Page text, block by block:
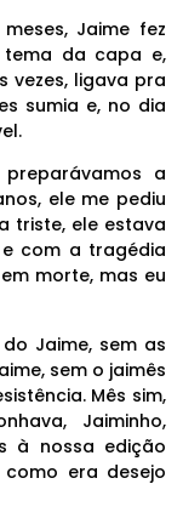
Jaime fez
tema da capa e,
vezes, ligava pra
sumia e, no dia
a
ele me pediu
triste, ele estava
com a tragédia
morte, mas eu
Jaime, sem as
sem o jaimês
Mês sim,
Jaiminho,
à nossa edição
como era desejo